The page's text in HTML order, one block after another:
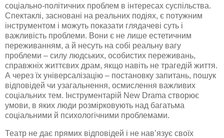
соціально-політичних проблем в інтересах суспільства.
Спектаклі, засновані на реальних подіях, є потужним
інструментом і можуть показати глядачеві суть і
важливість проблеми. Вони є не лише естетичним
переживанням, а й несуть на собі реальну вагу
проблеми – силу людських, особистих переживань,
справжніх життєвих драм, якщо навіть не трагедій життя.
А через їх універсалізацію – постановку запитань, пошук
відповідей чи узагальнення, осмислення важливих
соціальних тем. Інструментарій New Drama створює
умови, в яких люди розмірковують над багатьма
соціальними й психологічними проблемами.
Театр не дає прямих відповідей і не нав’язує своїх